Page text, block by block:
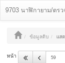
9703 นาฬิกายาม/ตร
ข้อมูลดิบ แส
หน้า